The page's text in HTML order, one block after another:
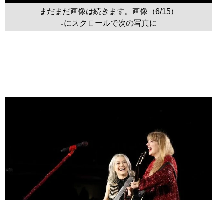
まだまだ画像は続きます。画像（6/15）
↓にスクロールで次の写真に